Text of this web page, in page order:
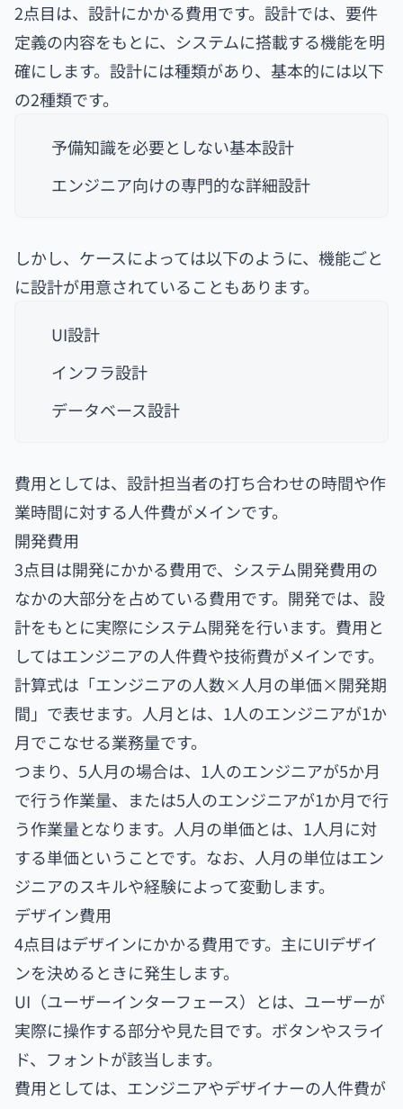
2点目は、設計にかかる費用です。設計では、要件
定義の内容をもとに、システムに搭載する機能を明
確にします。設計には種類があり、基本的には以下
の2種類です。
予備知識を必要としない基本設計
エンジニア向けの専門的な詳細設計
しかし、ケースによっては以下のように、機能ごと
に設計が用意されていることもあります。
UI設計
インフラ設計
データベース設計
費用としては、設計担当者の打ち合わせの時間や作
業時間に対する人件費がメインです。
開発費用
3点目は開発にかかる費用で、システム開発費用の
なかの大部分を占めている費用です。開発では、設
計をもとに実際にシステム開発を行います。費用と
してはエンジニアの人件費や技術費がメインです。
計算式は「エンジニアの人数×人月の単価×開発期
間」で表せます。人月とは、1人のエンジニアが1か
月でこなせる業務量です。
つまり、5人月の場合は、1人のエンジニアが5か月
で行う作業量、または5人のエンジニアが1か月で行
う作業量となります。人月の単価とは、1人月に対
する単価ということです。なお、人月の単位はエン
ジニアのスキルや経験によって変動します。
デザイン費用
4点目はデザインにかかる費用です。主にUIデザイ
ンを決めるときに発生します。
UI（ユーザーインターフェース）とは、ユーザーが
実際に操作する部分や見た目です。ボタンやスライ
ド、フォントが該当します。
費用としては、エンジニアやデザイナーの人件費が